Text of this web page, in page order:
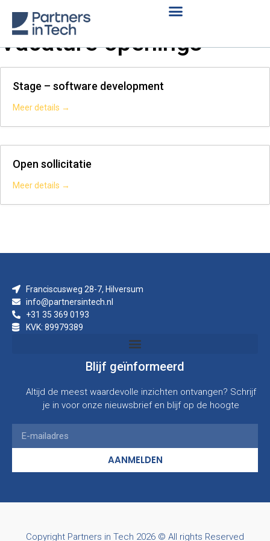
Vacature openings
Stage – software development
Meer details
Open sollicitatie
Meer details
Franciscusweg 28-7, Hilversum
info@partnersintech.nl
+31 35 369 0193
KVK: 89979389
Blijf geïnformeerd
Altijd de meest waardevolle inzichten ontvangen? Schrijf
je in voor onze nieuwsbrief en blijf op de hoogte
AANMELDEN
Copyright Partners in Tech 2026 © All rights Reserved